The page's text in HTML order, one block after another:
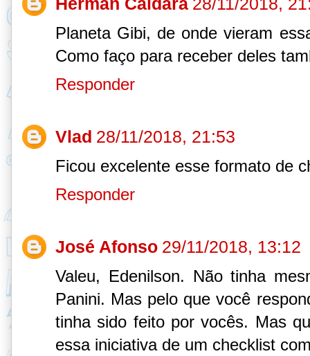
Planeta Gibi, de onde vieram
Como faço para receber deles
Responder
Vlad 28/11/2018, 21:53
Ficou excelente esse formato de
Responder
José Afonso 29/11/2018, 13:12
Valeu, Edenilson. Não tinha
Panini. Mas pelo que você
tinha sido feito por vocês. Mas
essa iniciativa de um checklist